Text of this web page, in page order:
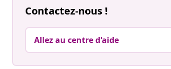
Contactez-nous !
Allez au centre d'aide